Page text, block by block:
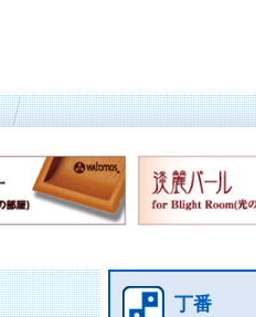
丁番